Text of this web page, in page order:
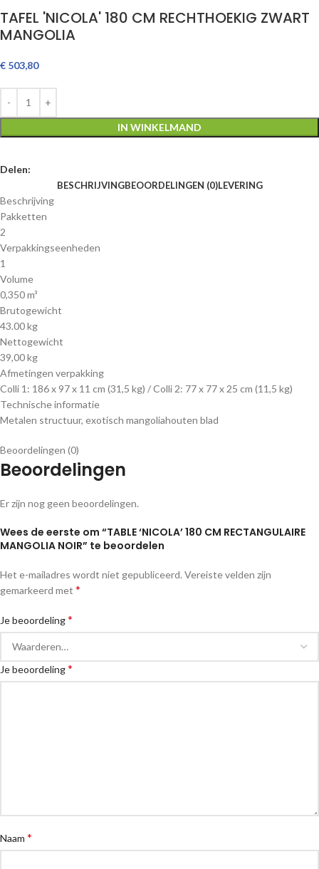
TAFEL 'NICOLA' 180 CM RECHTHOEKIG ZWART
MANGOLIA
€ 503,80
IN WINKELMAND
Delen:
BESCHRIJVINGBEOORDELINGEN (0)LEVERING
Beschrijving
Pakketten
2
Verpakkingseenheden
1
Volume
0,350 m³
Brutogewicht
43.00 kg
Nettogewicht
39,00 kg
Afmetingen verpakking
Colli 1: 186 x 97 x 11 cm (31,5 kg) / Colli 2: 77 x 77 x 25 cm (11,5 kg)
Technische informatie
Metalen structuur, exotisch mangoliahouten blad
Beoordelingen (0)
Beoordelingen
Er zijn nog geen beoordelingen.
Wees de eerste om “TABLE ‘NICOLA’ 180 CM RECTANGULAIRE
MANGOLIA NOIR” te beoordelen
Het e-mailadres wordt niet gepubliceerd. Vereiste velden zijn
gemarkeerd met *
Je beoordeling*
Je beoordeling*
Naam *